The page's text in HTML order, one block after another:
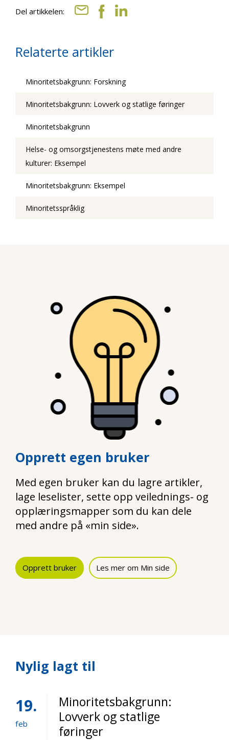
Del artikkelen:
Relaterte artikler
Minoritetsbakgrunn: Forskning
Minoritetsbakgrunn: Lovverk og statlige føringer
Minoritetsbakgrunn
Helse- og omsorgstjenestens møte med andre
kulturer: Eksempel
Minoritetsbakgrunn: Eksempel
Minoritetsspråklig
Opprett egen bruker
Med egen bruker kan du lagre artikler,
lage leselister, sette opp veilednings- og
opplæringsmapper som du kan dele
med andre på «min side».
Opprett bruker Les mer om Min side
Nylig lagt til
19
feb
Minoritetsbakgrunn:
Lovverk og statlige
føringer